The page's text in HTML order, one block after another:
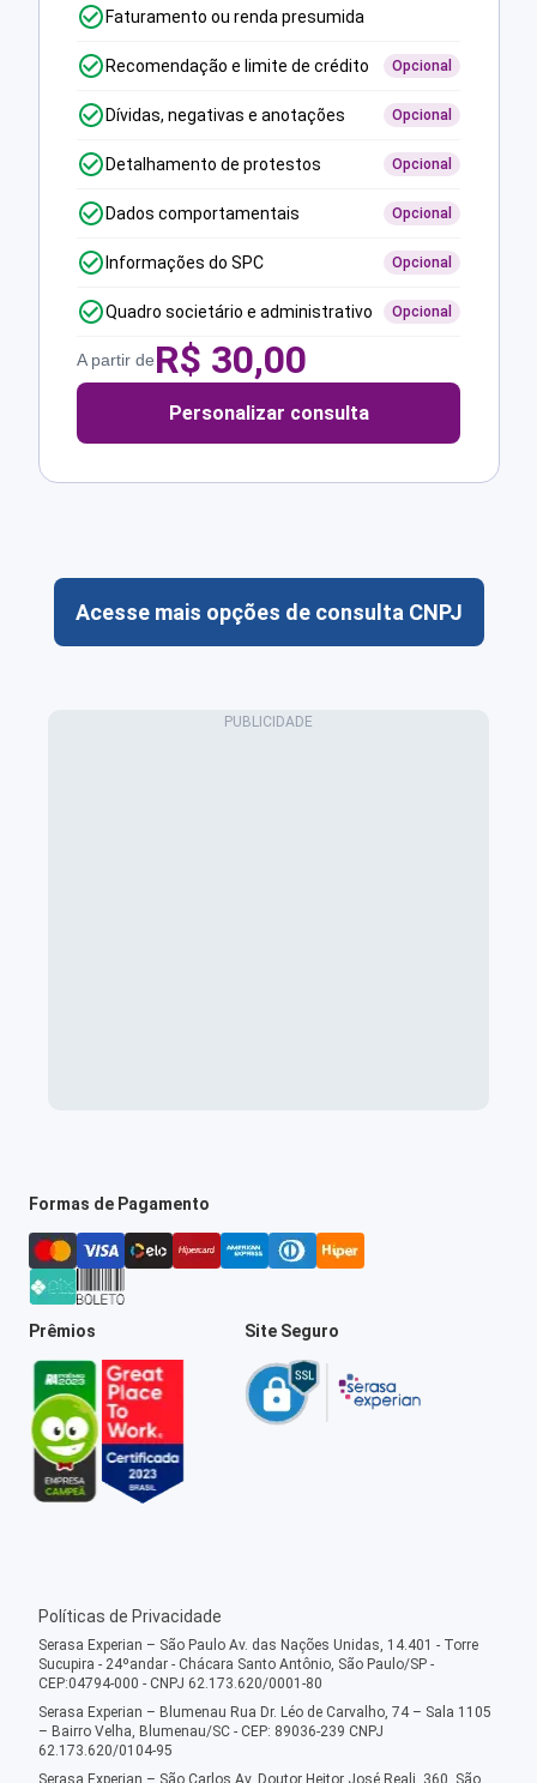
Faturamento ou renda presumida
Recomendação e limite de crédito Opcional
Dívidas, negativas e anotações Opcional
Detalhamento de protestos Opcional
Dados comportamentais Opcional
Informações do SPC Opcional
Quadro societário e administrativo Opcional
A partir deR$ 30,00
Personalizar consulta
Acesse mais opções de consulta CNPJ
Formas de Pagamento
Prêmios Site Seguro
Políticas de Privacidade
Serasa Experian – São Paulo Av. das Nações Unidas, 14.401 - Torre
Sucupira - 24ºandar - Chácara Santo Antônio, São Paulo/SP -
CEP:04794-000 - CNPJ 62.173.620/0001-80
Serasa Experian – Blumenau Rua Dr. Léo de Carvalho, 74 – Sala 1105
– Bairro Velha, Blumenau/SC - CEP: 89036-239 CNPJ
62.173.620/0104-95
Serasa Experian – São Carlos Av. Doutor Heitor José Reali, 360, São